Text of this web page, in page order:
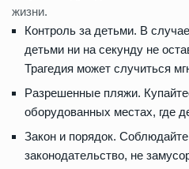
жизни.
Контроль за детьми. В
детьми ни на секунду не
Трагедия может случиться
Разрешенные пляжи.
оборудованных местах, где
Закон и порядок.
законодательство, не